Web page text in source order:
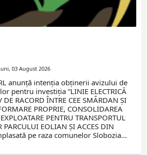
03 August 2026
anunță intenția obținerii avizului de
pentru investiția ”LINIE ELECTRICĂ
RACORD ÎNTRE CEE SMÂRDAN ȘI
PROPRIE, CONSOLIDAREA
PENTRU TRANSPORTUL
PARCULUI EOLIAN ȘI ACCES DIN
pe raza comunelor Slobozia…